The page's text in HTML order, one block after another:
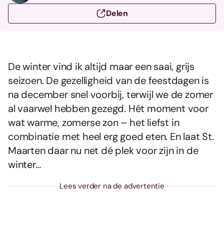
Delen
De winter vind ik altijd maar een saai, grijs
seizoen. De gezelligheid van de feestdagen is
na december snel voorbij, terwijl we de zomer
al vaarwel hebben gezegd. Hét moment voor
wat warme, zomerse zon – het liefst in
combinatie met heel erg goed eten. En laat St.
Maarten daar nu net dé plek voor zijn in de
winter…
Lees verder na de advertentie